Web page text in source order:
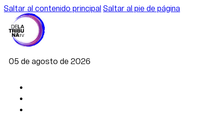
Saltar al contenido principal Saltar al pie de página
05 de agosto de 2026